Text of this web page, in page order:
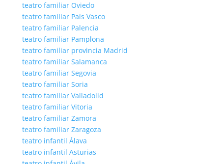
teatro familiar Oviedo
teatro familiar País Vasco
teatro familiar Palencia
teatro familiar Pamplona
teatro familiar provincia Madrid
teatro familiar Salamanca
teatro familiar Segovia
teatro familiar Soria
teatro familiar Valladolid
teatro familiar Vitoria
teatro familiar Zamora
teatro familiar Zaragoza
teatro infantil Álava
teatro infantil Asturias